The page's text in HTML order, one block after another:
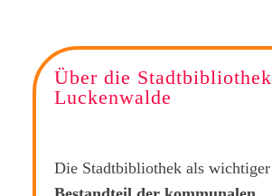
Über die Stadtbibliothek
Luckenwalde
Die Stadtbibliothek als wichtiger